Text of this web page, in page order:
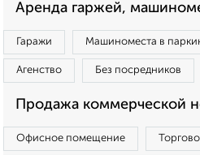
Аренда гаржей,
Гаражи Машиноместа в
Агенство Без посредников
Продажа коммерческой
Офисное помещение